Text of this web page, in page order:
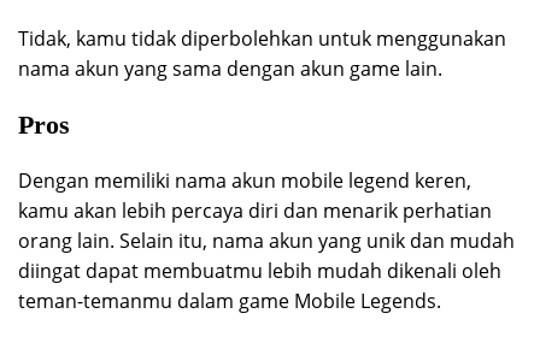
Tidak, kamu tidak diperbolehkan untuk menggunakan
nama akun yang sama dengan akun game lain.
Pros
Dengan memiliki nama akun mobile legend keren,
kamu akan lebih percaya diri dan menarik perhatian
orang lain. Selain itu, nama akun yang unik dan mudah
diingat dapat membuatmu lebih mudah dikenali oleh
teman-temanmu dalam game Mobile Legends.